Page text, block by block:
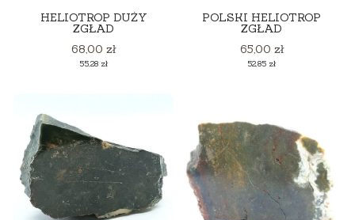
HELIOTROP DUŻY
ZGŁAD
Cena
68,00 zł
Cena
55,28 zł
POLSKI HELIOTROP
ZGŁAD
Cena
65,00 zł
Cena
52,85 zł